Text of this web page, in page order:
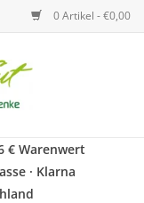
0 Artikel - €0,00
€ Warenwert
· Klarna